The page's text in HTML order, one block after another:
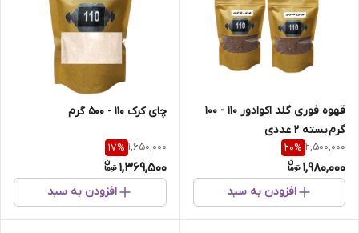
قهوه فوری گلد اکوادور 110 - 100
گرم بسته 2 عددی
2,500,000
20%
1,980,000
افزودن به سبد
چای کرک 110 - 500 گرم
1,650,000
17%
1,369,500
افزودن به سبد